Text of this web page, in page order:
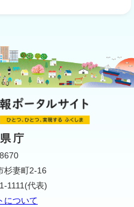
庁
杉妻町2-16
1111(代表)
について